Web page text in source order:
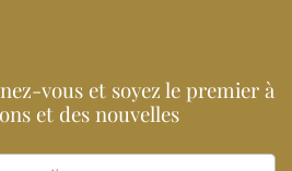
vous et soyez le premier à
et des nouvelles